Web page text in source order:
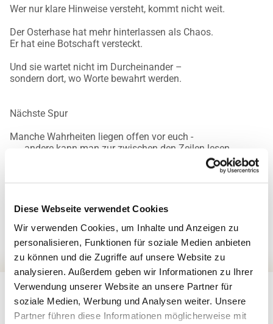
Diese Webseite verwendet Cookies
Wir verwenden Cookies, um Inhalte und Anzeigen zu
personalisieren, Funktionen für soziale Medien anbieten
zu können und die Zugriffe auf unsere Website zu
analysieren. Außerdem geben wir Informationen zu Ihrer
Verwendung unserer Website an unsere Partner für
soziale Medien, Werbung und Analysen weiter. Unsere
Partner führen diese Informationen möglicherweise mit
Wer nur klare Hinweise versteht, kommt nicht weit.
Der Osterhase hat mehr hinterlassen als Chaos.
Er hat eine Botschaft versteckt.
Und sie wartet nicht im Durcheinander –
sondern dort, wo Worte bewahrt werden.
Nächste Spur
Manche Wahrheiten liegen offen vor euch -
andere kann man zur zwischen den Zeilen lesen.